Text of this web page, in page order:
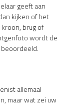
geeft aan
kijken of het
brug of
wordt de
allemaal
maar wat zei uw